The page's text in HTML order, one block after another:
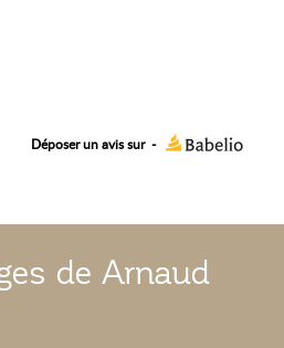
Déposer un avis sur -
de Arnaud